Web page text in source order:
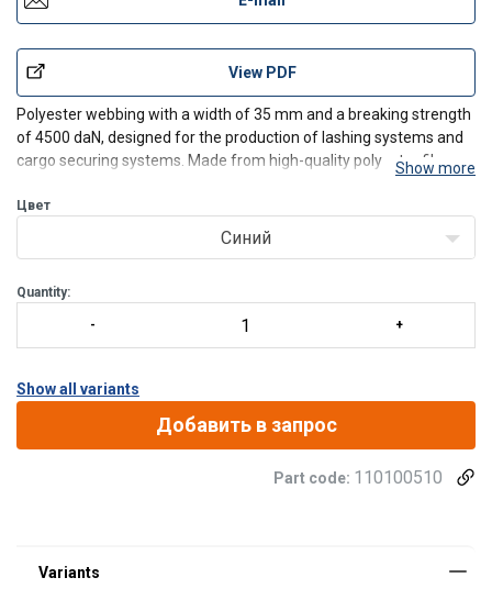
View PDF
Polyester webbing with a width of 35 mm and a breaking strength
of 4500 daN, designed for the production of lashing systems and
cargo securing systems. Made from high-quality polyester fibres,
conditions.
Show more
Цвет
Синий
Quantity:
Show all variants
Добавить в запрос
Part code: 110100510